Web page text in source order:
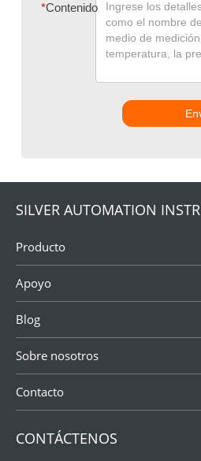
*Contenido
SILVER AUTOMATION
Producto
Apoyo
Blog
Sobre nosotros
Contacto
CONTÁCTENOS